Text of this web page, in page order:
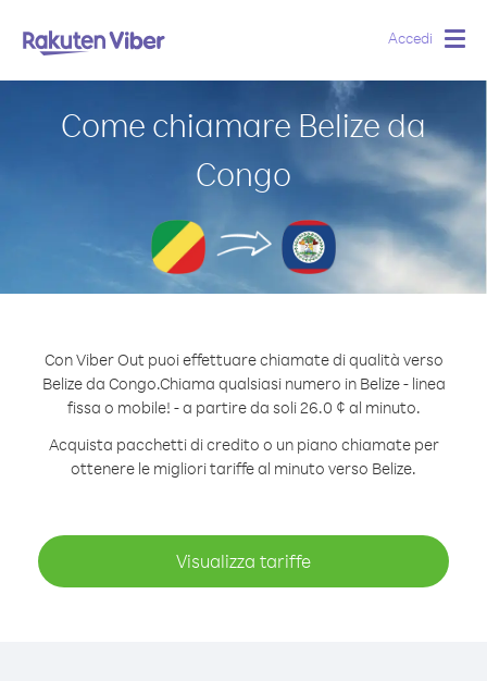
Accedi
Come chiamare Belize da
Congo
Con Viber Out puoi effettuare chiamate di qualità verso
Belize da Congo.Chiama qualsiasi numero in Belize - linea
fissa o mobile! - a partire da soli 26.0 ¢ al minuto.
Acquista pacchetti di credito o un piano chiamate per
ottenere le migliori tariffe al minuto verso Belize.
Visualizza tariffe